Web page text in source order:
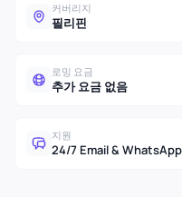
커버리지
필리핀
로밍 요금
추가 요금 없음
지원
24/7 Email & WhatsApp